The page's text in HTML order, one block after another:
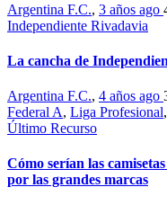
Argentina F.C., 3 años ago
Independiente Rivadavia
La cancha de
Argentina F.C., 4 años ago
Federal A, Liga Profesional,
Último Recurso
Cómo serían las
por las grandes marcas